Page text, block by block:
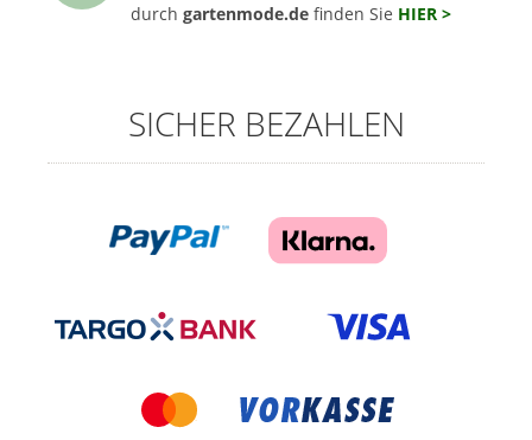
durch gartenmode.de finden Sie HIER >
SICHER BEZAHLEN